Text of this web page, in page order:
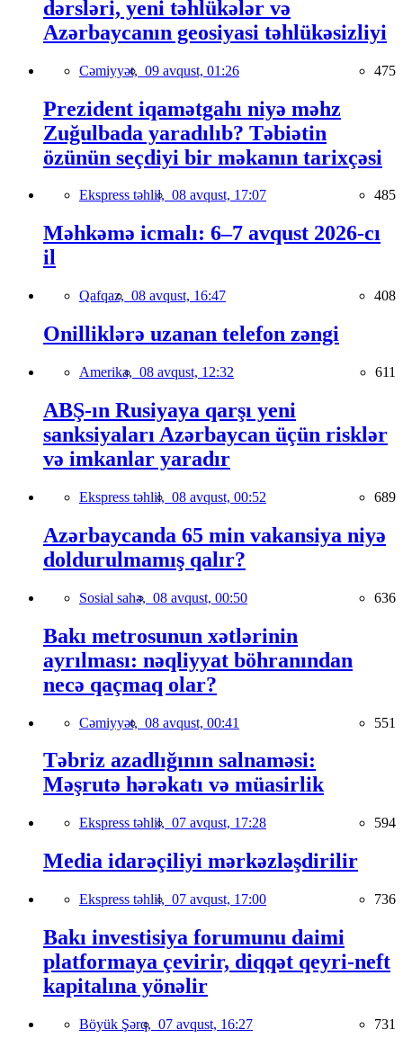
dərsləri, yeni təhlükələr və
Azərbaycanın geosiyasi təhlükəsizliyi
Cəmiyyət, 09 avqust, 01:26 475
Prezident iqamətgahı niyə məhz
Zuğulbada yaradılıb? Təbiətin
özünün seçdiyi bir məkanın tarixçəsi
Ekspress təhlil, 08 avqust, 17:07 485
Məhkəmə icmalı: 6–7 avqust 2026-cı
il
Qafqaz, 08 avqust, 16:47 408
Onilliklərə uzanan telefon zəngi
Amerika, 08 avqust, 12:32 611
ABŞ-ın Rusiyaya qarşı yeni
sanksiyaları Azərbaycan üçün risklər
və imkanlar yaradır
Ekspress təhlil, 08 avqust, 00:52 689
Azərbaycanda 65 min vakansiya niyə
doldurulmamış qalır?
Sosial sahə, 08 avqust, 00:50 636
Bakı metrosunun xətlərinin
ayrılması: nəqliyyat böhranından
necə qaçmaq olar?
Cəmiyyət, 08 avqust, 00:41 551
Təbriz azadlığının salnaməsi:
Məşrutə hərəkatı və müasirlik
Ekspress təhlil, 07 avqust, 17:28 594
Media idarəçiliyi mərkəzləşdirilir
Ekspress təhlil, 07 avqust, 17:00 736
Bakı investisiya forumunu daimi
platformaya çevirir, diqqət qeyri-neft
kapitalına yönəlir
Böyük Şərq, 07 avqust, 16:27 731